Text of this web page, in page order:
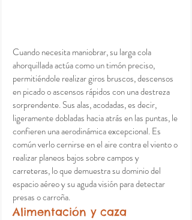
Cuando necesita maniobrar, su larga cola
ahorquillada actúa como un timón preciso,
permitiéndole realizar giros bruscos, descensos
en picado o ascensos rápidos con una destreza
sorprendente. Sus alas, acodadas, es decir,
ligeramente dobladas hacia atrás en las puntas, le
confieren una aerodinámica excepcional. Es
común verlo cernirse en el aire contra el viento o
realizar planeos bajos sobre campos y
carreteras, lo que demuestra su dominio del
espacio aéreo y su aguda visión para detectar
presas o carroña.
Alimentación y caza